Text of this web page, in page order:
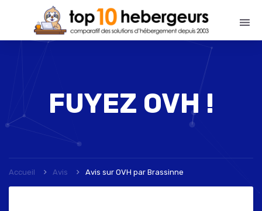
FUYEZ OVH !
Accueil Avis Avis sur OVH par Brassinne